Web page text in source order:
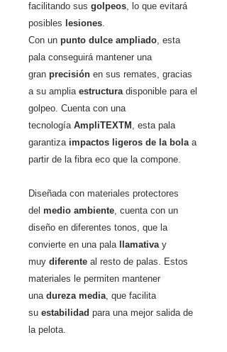
facilitando sus golpeos, lo que evitará
posibles lesiones.
Con un punto dulce ampliado, esta
pala conseguirá mantener una
gran precisión en sus remates, gracias
a su amplia estructura disponible para el
golpeo. Cuenta con una
tecnología AmpliTEXTM , esta pala
garantiza impactos ligeros de la bolaa
partir de la fibra eco que la compone.
Diseñada con materiales protectores
del medio ambiente, cuenta con un
diseño en diferentes tonos, que la
convierte en una pala
llamativa y
muy diferente al resto de palas. Estos
materiales le permiten mantener
una dureza media, que facilita
su estabilidad para una mejor salida de
la pelota.